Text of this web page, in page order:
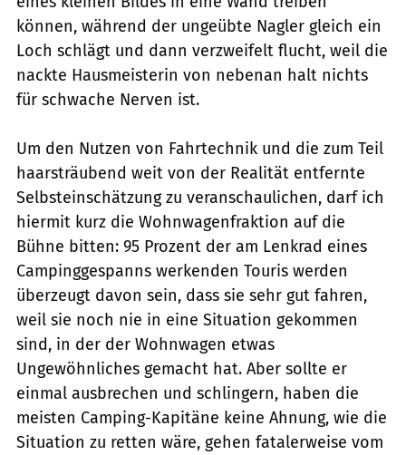
können, während der ungeübte Nagler gleich ein
Loch schlägt und dann verzweifelt flucht, weil die
nackte Hausmeisterin von nebenan halt nichts
für schwache Nerven ist.
Um den Nutzen von Fahrtechnik und die zum Teil
haarsträubend weit von der Realität entfernte
Selbsteinschätzung zu veranschaulichen, darf ich
hiermit kurz die Wohnwagenfraktion auf die
Bühne bitten: 95 Prozent der am Lenkrad eines
Campinggespanns werkenden Touris werden
überzeugt davon sein, dass sie sehr gut fahren,
weil sie noch nie in eine Situation gekommen
sind, in der der Wohnwagen etwas
Ungewöhnliches gemacht hat. Aber sollte er
einmal ausbrechen und schlingern, haben die
meisten Camping-Kapitäne keine Ahnung, wie die
Situation zu retten wäre, gehen fatalerweise vom